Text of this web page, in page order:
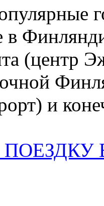
в
(центр
и